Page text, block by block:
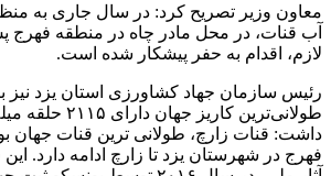
معاون وزیر تصریح کرد: در سال جاری به
آب قنات، در محل مادر چاه در منطقه فهرج
لازم، اقدام به حفر پیشکار شده است.
رئیس سازمان جهاد کشاورزی استان یزد نیز با
طولانی‌ترین کاریز
داشت: قنات زارچ، طولانی ترین قنات جهان
فهرج در شهرستان یزد تا زارچ ادامه دارد.